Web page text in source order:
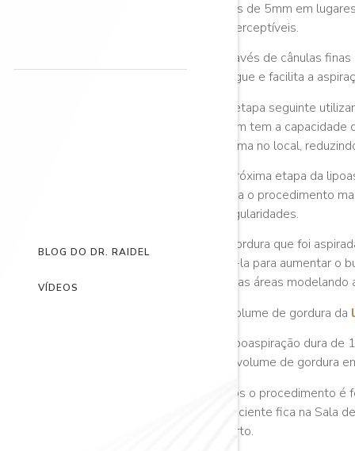
BLOG DO DR. RAIDEL
VÍDEOS
furos de 5mm em
imperceptíveis.
Através de cânulas
sangue e facilita a
Na etapa seguinte
quem tem a
trauma no local,
A próxima etapa da
torna o procedimento
irregularidades.
A gordura que foi
usá-la para aumentar o
outras áreas
O volume de gordura da
A lipoaspiração dura
e o volume de gordura
Após o procedimento é
a paciente fica na Sala
quarto.